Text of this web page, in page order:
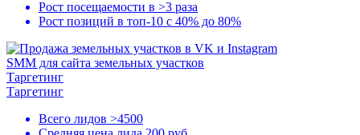
Рост посещаемости в >3 раза
Рост позиций в топ-10 с 40% до 80%
SMM для сайта земельных участков
Таргетинг
Таргетинг
Всего лидов >4500